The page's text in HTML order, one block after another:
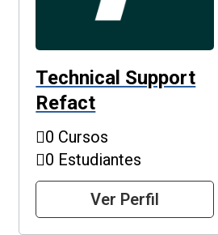
Technical Support
Refact
0 Cursos
0 Estudiantes
Ver Perfil